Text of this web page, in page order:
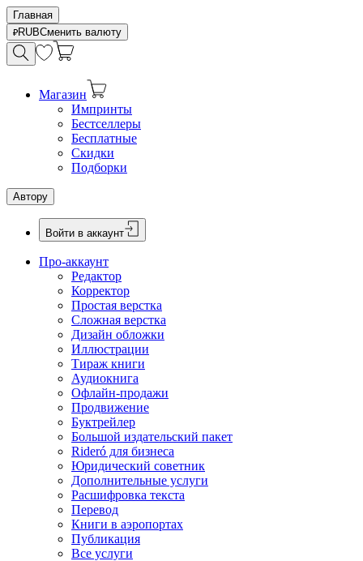
Главная
RUBСменить валюту
Магазин
Импринты
Бестселлеры
Бесплатные
Скидки
Подборки
Автору
Войти в аккаунт
Про-аккаунт
Редактор
Корректор
Простая верстка
Сложная верстка
Дизайн обложки
Иллюстрации
Тираж книги
Аудиокнига
Офлайн-продажи
Продвижение
Буктрейлер
Большой издательский пакет
Rideró для бизнеса
Юридический советник
Дополнительные услуги
Расшифровка текста
Перевод
Книги в аэропортах
Публикация
Все услуги